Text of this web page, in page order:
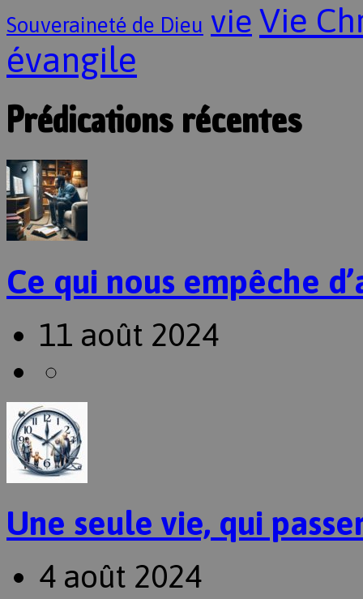
Souveraineté de Dieu vie Vie
évangile
Prédications récentes
Ce qui nous empêche
11 août 2024
Une seule vie, qui
4 août 2024